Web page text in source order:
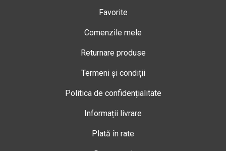
Favorite
Comenzile mele
Returnare produse
Termeni și condiții
Politica de confidențialitate
Informații livrare
Plată în rate